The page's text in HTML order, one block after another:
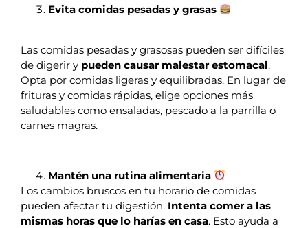
Evita comidas pesadas y grasas
Las comidas pesadas y grasosas pueden ser difíciles
de digerir y pueden causar malestar estomacal.
Opta por comidas ligeras y equilibradas. En lugar de
frituras y comidas rápidas, elige opciones más
saludables como ensaladas, pescado a la parrilla o
carnes magras.
Mantén una rutina alimentaria
Los cambios bruscos en tu horario de comidas
pueden afectar tu digestión. Intenta comer a las
mismas horas que lo harías en casa. Esto ayuda a